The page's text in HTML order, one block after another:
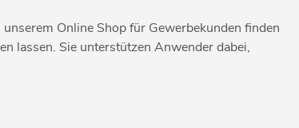
Online Shop für Gewerbekunden finden
lassen. Sie unterstützen Anwender dabei,